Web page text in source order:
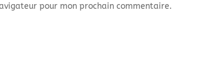
pour mon prochain commentaire.